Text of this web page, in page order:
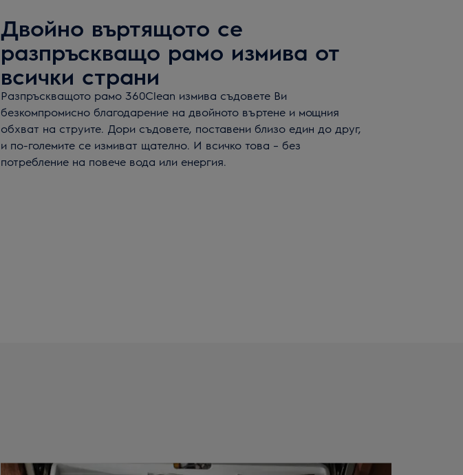
Двойно въртящото се
разпръскващо рамо измива от
всички страни
Разпръскващото рамо 360Clean измива съдовете Ви
безкомпромисно благодарение на двойното въртене и мощния
обхват на струите. Дори съдовете, поставени близо един до друг,
и по-големите се измиват щателно. И всичко това – без
потребление на повече вода или енергия.